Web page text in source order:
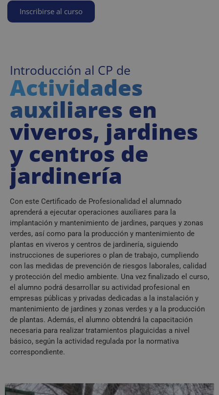
Inscribirse al curso
Introducción al CP de
Actividades
auxiliares en
viveros, jardines
y centros de
jardinería
Con este Certificado de Profesionalidad el alumnado
aprenderá a ejecutar operaciones auxiliares para la
implantación y mantenimiento de jardines, parques y zonas
verdes, así como para la producción y mantenimiento de
plantas en viveros y centros de jardinería, siguiendo
instrucciones de superiores o plan de trabajo, cumpliendo
con las medidas de prevención de riesgos laborales, calidad
y protección del medio ambiente. Una vez finalizado el curso,
el alumno podrá desarrollar su actividad profesional en
empresas públicas y privadas dedicadas a la instalación y
mantenimiento de jardines y zonas verdes y a la producción
de plantas. Además, el alumno obtendrá la capacitación
necesaria para realizar tratamientos plaguicidas a nivel
básico, según la actividad regulada por la normativa
correspondiente.